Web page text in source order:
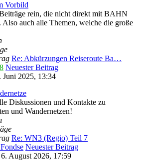
Vorbild
rein, die nicht direkt mit BAHN
Also auch alle Themen, welche die große
Re: Abkürzungen Reiseroute Ba…
Neuester Beitrag
Juni 2025, 13:34
Diskussionen und Kontakte zu
und Wandernetzen!
Re: WN3 (Regio) Teil 7
Neuester Beitrag
August 2026, 17:59